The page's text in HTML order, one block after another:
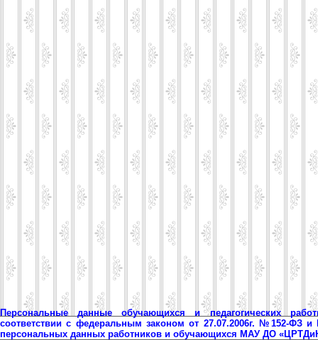
Персональные данные обучающихся и педагогических
соответствии с федеральным законом от 27.07.2006г. №152-ФЗ
персональных данных работников и обучающихся МАУ ДО